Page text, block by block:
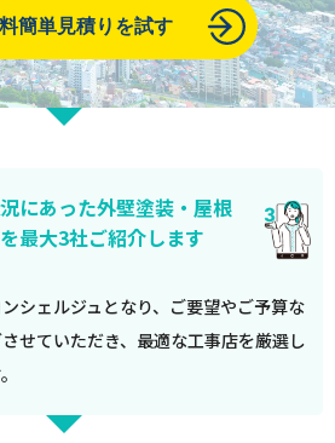
簡単見積りを試す
にあった外壁塗装・屋根
最大3社ご紹介します
シェルジュとなり、ご要望やご予算な
せていただき、最適な工事店を厳選し